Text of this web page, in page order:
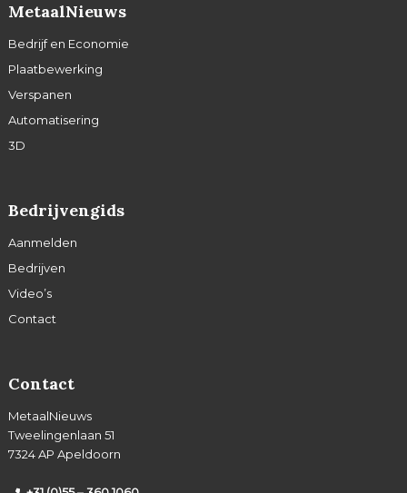
MetaalNieuws
Bedrijf en Economie
Plaatbewerking
Verspanen
Automatisering
3D
Bedrijvengids
Aanmelden
Bedrijven
Video’s
Contact
Contact
MetaalNieuws
Tweelingenlaan 51
7324 AP Apeldoorn